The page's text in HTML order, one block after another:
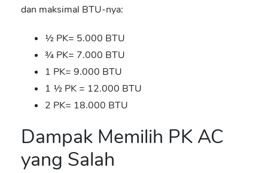
dan maksimal BTU-nya:
½ PK= 5.000 BTU
¾ PK= 7.000 BTU
1 PK= 9.000 BTU
1 ½ PK = 12.000 BTU
2 PK= 18.000 BTU
Dampak Memilih PK AC
yang Salah